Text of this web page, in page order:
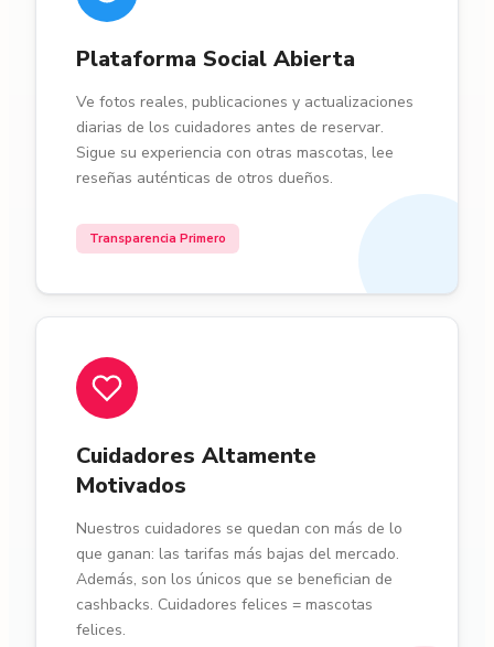
Plataforma Social Abierta
Ve fotos reales, publicaciones y actualizaciones
diarias de los cuidadores antes de reservar.
Sigue su experiencia con otras mascotas, lee
reseñas auténticas de otros dueños.
Transparencia Primero
Cuidadores Altamente
Motivados
Nuestros cuidadores se quedan con más de lo
que ganan: las tarifas más bajas del mercado.
Además, son los únicos que se benefician de
cashbacks. Cuidadores felices = mascotas
felices.